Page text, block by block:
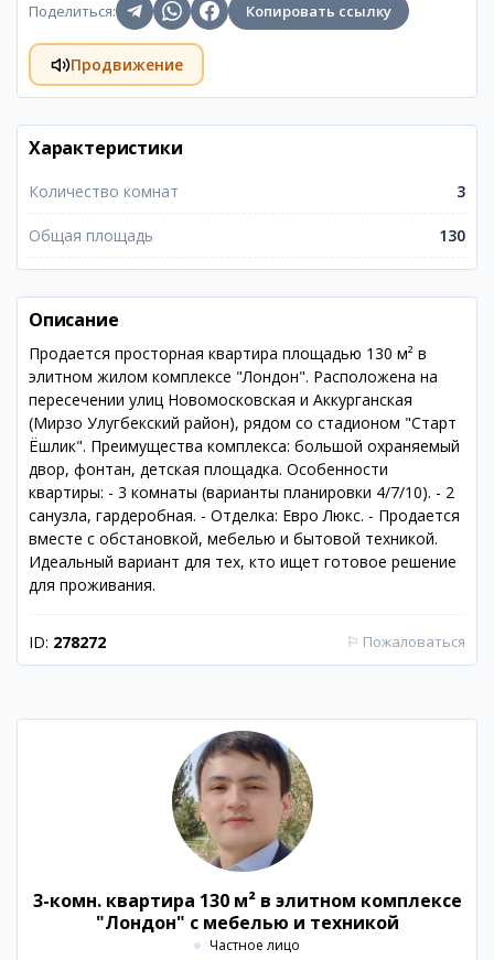
Поделиться: Копировать ссылку
Продвижение
Характеристики
Количество комнат 3
Общая площадь 130
Описание
Продается просторная квартира площадью 130 м² в
элитном жилом комплексе "Лондон". Расположена на
пересечении улиц Новомосковская и Аккурганская
(Мирзо Улугбекский район), рядом со стадионом "Старт
Ёшлик". Преимущества комплекса: большой охраняемый
двор, фонтан, детская площадка. Особенности
квартиры: - 3 комнаты (варианты планировки 4/7/10). - 2
санузла, гардеробная. - Отделка: Евро Люкс. - Продается
вместе с обстановкой, мебелью и бытовой техникой.
Идеальный вариант для тех, кто ищет готовое решение
для проживания.
ID: 278272 ⚐ Пожаловаться
3-комн. квартира 130 м² в элитном комплексе
"Лондон" с мебелью и техникой
Частное лицо